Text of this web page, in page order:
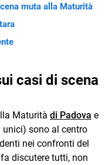
muta alla Maturità
casi di scena
Maturità di Padova e
sono al centro
nei confronti del
discutere tutti, non